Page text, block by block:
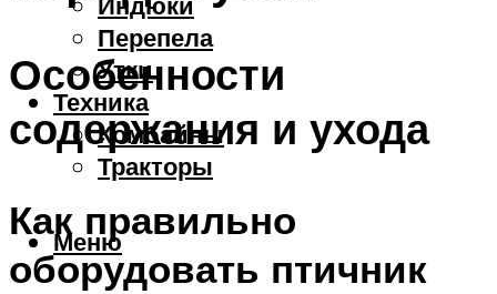
Перепела
Утки
Техника
Комбайны
Тракторы
Меню
Особенности
содержания и ухода
Как правильно
оборудовать птичник